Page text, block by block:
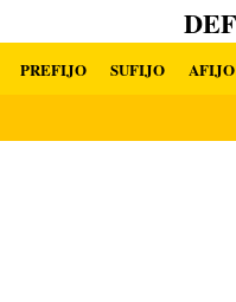
PREFIJO SUFIJO AFIJO